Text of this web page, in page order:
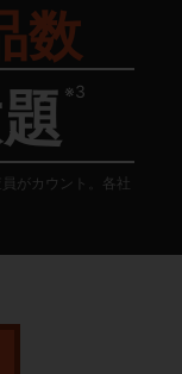
数
※3
がカウント。各社